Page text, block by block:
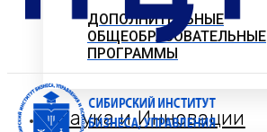
ДОПОЛНИТЕЛЬНЫЕ
ОБЩЕОБРАЗОВАТЕЛЬНЫЕ
ПРОГРАММЫ
Наука и Инновации